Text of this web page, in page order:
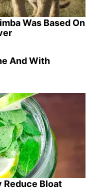
Was Based On
And With
Reduce Bloat